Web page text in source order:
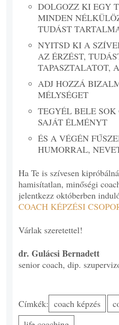
DOLGOZZ KI EGY
MINDEN
TUDÁST
NYITSD KI A
AZ ÉRZÉST,
TAPASZTALATOT,
ADJ HOZZÁ
MÉLYSÉGET
TEGYÉL BELE
SAJÁT ÉLMÉNYT
ÉS A VÉGÉN
HUMORRAL,
Ha Te is szívesen
hamisítatlan, minőségi
jelentkezz októberben
COACH KÉPZÉSI
Várlak szeretettel!
dr. Gulácsi Bernadett
senior coach, dip.
Címkék: coach képzés